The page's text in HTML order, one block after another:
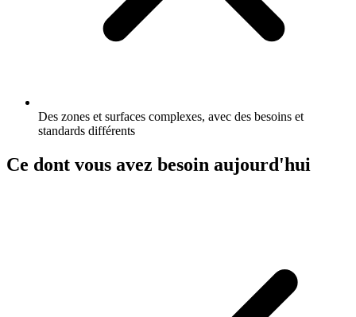
Des zones et surfaces complexes, avec des besoins et
standards différents
Ce dont vous avez besoin aujourd'hui